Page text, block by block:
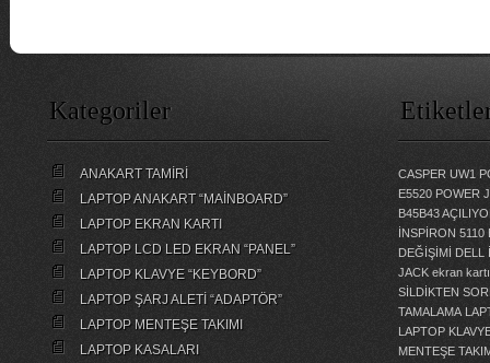
Kategoriler
ANAKART TAMİRİ
LAPTOP ANAKART “MAİNBOARD”
LAPTOP EKRAN KARTI
LAPTOP LCD LED EKRAN “PANEL”
LAPTOP KLAVYE “KEYBORD”
LAPTOP ŞARJ ALETİ “ADAPTÖR”
LAPTOP MENTEŞE TAKIMI
LAPTOP KASALARI
CASPER UW1
E5520 POWER
B45B43
İNSPİRON
DEĞİŞİMİ
DELL
JACK ekran
SİLDİKTEN
TAMALAMA
LAPTOP
MENTEŞE